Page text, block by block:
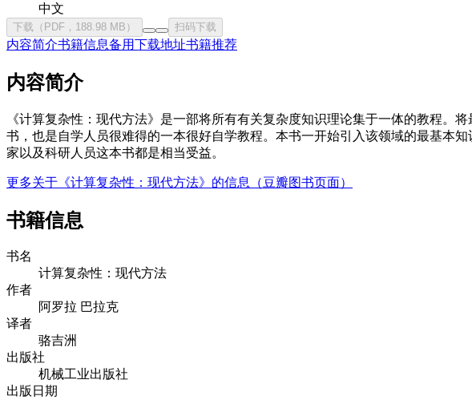
中文
下载（PDF，188.98 MB） 扫码下载
内容简介书籍信息备用下载地址书籍推荐
内容简介
《计算复杂性：现代方法》是一部将所有有关复杂度知识理论集于一体的教程
书，也是自学人员很难得的一本很好自学教程。本书一开始引入该领域的最基本
家以及科研人员这本书都是相当受益。
更多关于《计算复杂性：现代方法》的信息（豆瓣图书页面）
书籍信息
书名
计算复杂性：现代方法
作者
阿罗拉 巴拉克
译者
骆吉洲
出版社
机械工业出版社
出版日期